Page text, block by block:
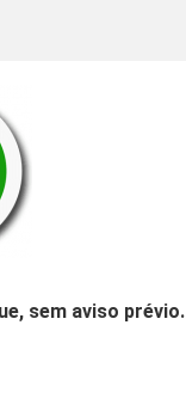
sem aviso prévio.